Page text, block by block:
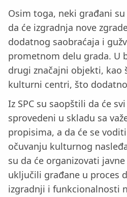
Osim toga, neki građani
da će izgradnja nove
dodatnog saobraćaja i
prometnom delu grada. U
drugi značajni objekti, kao
kulturni centri, što
Iz SPC su saopštili da će
sprovedeni u skladu sa
propisima, a da će se
očuvanju kulturnog
su da će organizovati
uključili građane u proces
izgradnji i funkcionalnosti